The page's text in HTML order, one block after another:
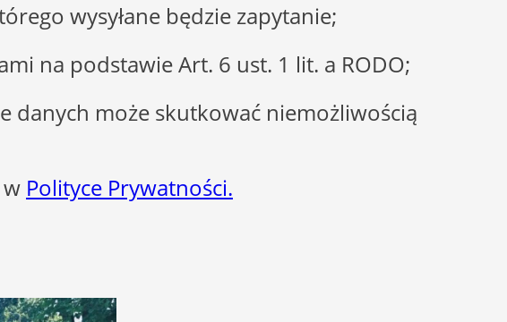
wysyłane będzie zapytanie;
na podstawie Art. 6 ust. 1 lit. a RODO;
danych może skutkować niemożliwością
Polityce Prywatności.